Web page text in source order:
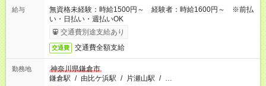
給与
無資格未経験：時給1500円～ 経験者：時給1600円～ ※前払
い・日払い・週払いOK
交通費別途支給あり
交通費 交通費全額支給
勤務地
神奈川県鎌倉市
鎌倉駅 / 由比ケ浜駅 / 片瀬山駅 / …